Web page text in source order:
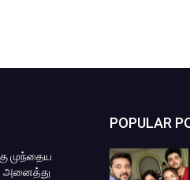
முந்தைய
அனைத்து
POPULAR